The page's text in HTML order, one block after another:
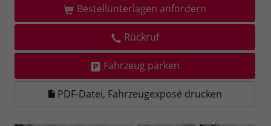
Bestellunterlagen anfordern
Rückruf
Fahrzeug parken
PDF-Datei, Fahrzeugexposé drucken